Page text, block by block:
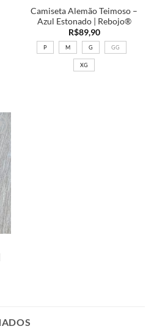
Camiseta Alemão Teimoso –
Azul Estonado | Rebojo®
R$89,90
P M G GG
XG